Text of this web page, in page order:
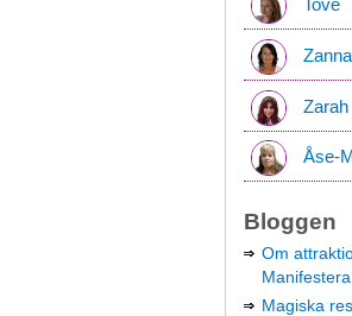
Tove
Zanna
Zarah
Åse-
Bloggen
Om
Magiska